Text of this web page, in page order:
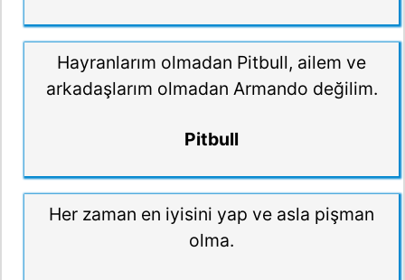
Hayranlarım olmadan Pitbull, ailem ve
arkadaşlarım olmadan Armando değilim.
Pitbull
Her zaman en iyisini yap ve asla pişman
olma.